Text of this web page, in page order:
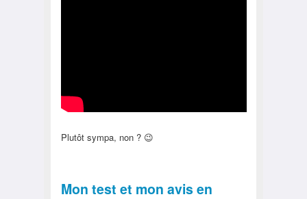
Plutôt sympa, non ? 😉
Mon test et mon avis en